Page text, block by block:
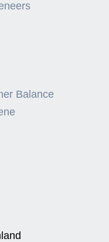
Balance